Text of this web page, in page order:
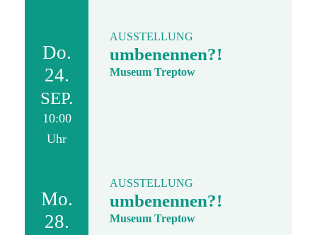
Do.
24.
SEP.
10:00
Uhr
AUSSTELLUNG
umbenennen?!
Museum Treptow
Mo.
28.
AUSSTELLUNG
umbenennen?!
Museum Treptow